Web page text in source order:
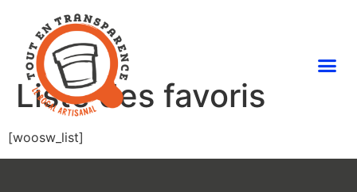
Liste des favoris
[woosw_list]